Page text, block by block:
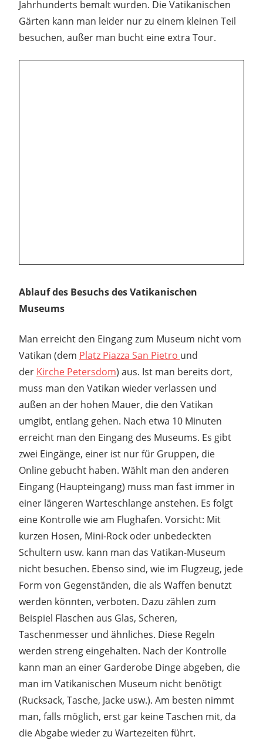
Jahrhunderts bemalt wurden. Die Vatikanischen
Gärten kann man leider nur zu einem kleinen Teil
besuchen, außer man bucht eine extra Tour.
Ablauf des Besuchs des Vatikanischen
Museums
Man erreicht den Eingang zum Museum nicht vom
Vatikan (dem Platz Piazza San Pietro und
der Kirche Petersdom) aus. Ist man bereits dort,
muss man den Vatikan wieder verlassen und
außen an der hohen Mauer, die den Vatikan
umgibt, entlang gehen. Nach etwa 10 Minuten
erreicht man den Eingang des Museums. Es gibt
zwei Eingänge, einer ist nur für Gruppen, die
Online gebucht haben. Wählt man den anderen
Eingang (Haupteingang) muss man fast immer in
einer längeren Warteschlange anstehen. Es folgt
eine Kontrolle wie am Flughafen. Vorsicht: Mit
kurzen Hosen, Mini-Rock oder unbedeckten
Schultern usw. kann man das Vatikan-Museum
nicht besuchen. Ebenso sind, wie im Flugzeug, jede
Form von Gegenständen, die als Waffen benutzt
werden könnten, verboten. Dazu zählen zum
Beispiel Flaschen aus Glas, Scheren,
Taschenmesser und ähnliches. Diese Regeln
werden streng eingehalten. Nach der Kontrolle
kann man an einer Garderobe Dinge abgeben, die
man im Vatikanischen Museum nicht benötigt
(Rucksack, Tasche, Jacke usw.). Am besten nimmt
man, falls möglich, erst gar keine Taschen mit, da
die Abgabe wieder zu Wartezeiten führt.